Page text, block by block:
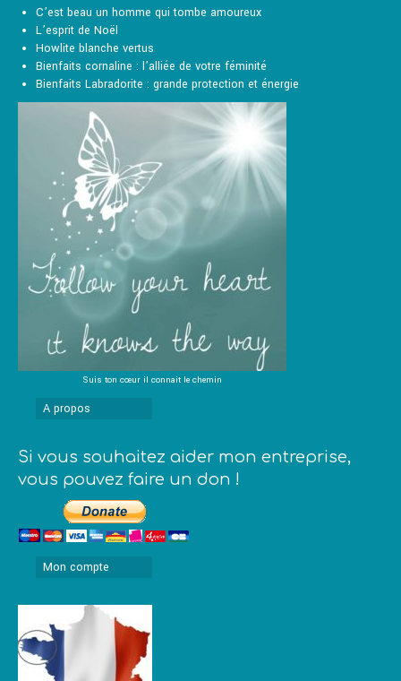
C’est beau un homme qui tombe amoureux
L’esprit de Noël
Howlite blanche vertus
Bienfaits cornaline : l’alliée de votre féminité
Bienfaits Labradorite : grande protection et énergie
Suis ton cœur il connait le chemin
A propos
Si vous souhaitez aider mon entreprise,
vous pouvez faire un don !
Mon compte